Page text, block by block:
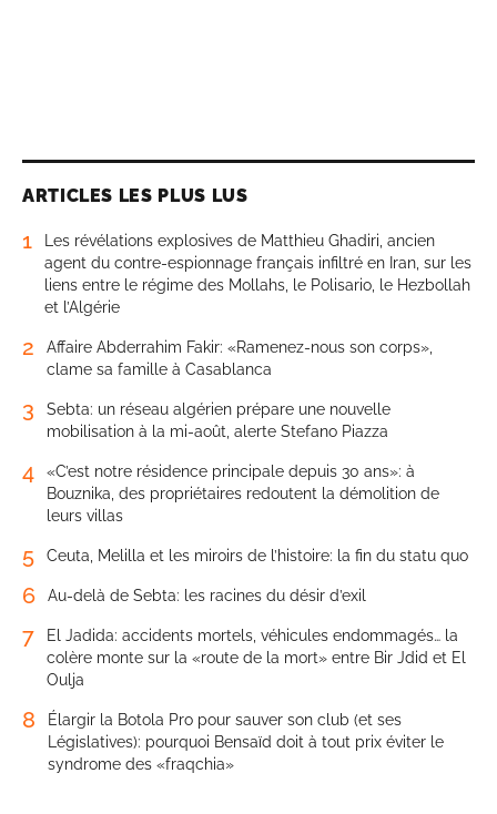
ARTICLES LES PLUS LUS
1
Les révélations explosives de Matthieu Ghadiri, ancien
agent du contre-espionnage français infiltré en Iran, sur les
liens entre le régime des Mollahs, le Polisario, le Hezbollah
et l’Algérie
2
Affaire Abderrahim Fakir: «Ramenez-nous son corps»,
clame sa famille à Casablanca
3
Sebta: un réseau algérien prépare une nouvelle
mobilisation à la mi-août, alerte Stefano Piazza
4
«C’est notre résidence principale depuis 30 ans»: à
Bouznika, des propriétaires redoutent la démolition de
leurs villas
5 Ceuta, Melilla et les miroirs de l’histoire: la fin du statu quo
6 Au-delà de Sebta: les racines du désir d’exil
7
El Jadida: accidents mortels, véhicules endommagés… la
colère monte sur la «route de la mort» entre Bir Jdid et El
Oulja
8
Élargir la Botola Pro pour sauver son club (et ses
Législatives): pourquoi Bensaïd doit à tout prix éviter le
syndrome des «fraqchia»